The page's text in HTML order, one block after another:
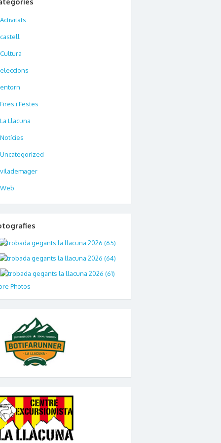
Activitats
castell
Cultura
eleccions
entorn
Fires i Festes
La Llacuna
Notícies
Uncategorized
vilademager
Web
Photos